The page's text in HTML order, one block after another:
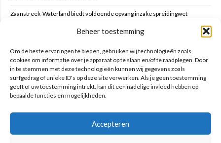
Beheer toestemming
Om de beste ervaringen te bieden, gebruiken wij technologieën zoals
cookies om informatie over je apparaat op te slaan en/of te raadplegen. Door
in te stemmen met deze technologieën kunnen wij gegevens zoals
surfgedrag of unieke ID's op deze site verwerken. Als je geen toestemming
geeft of uw toestemming intrekt, kan dit een nadelige invloed hebben op
bepaalde functies en mogelijkheden.
Accepteren
Zaanstreek-Waterland biedt voldoende opvang inzake spreidingwet
Zoeken op deze site